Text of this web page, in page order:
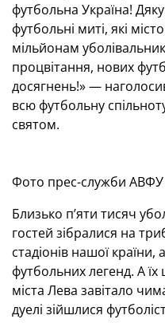
футбольна Україна!
футбольні миті, які
мільйонам
процвітання, нових
досягнень!» —
всю футбольну
святом.
Фото прес-служби АВФУ
Близько п’яти тисяч
гостей зібралися на
стадіонів нашої
футбольних легенд. А
міста Лева завітало
дуелі зійшлися